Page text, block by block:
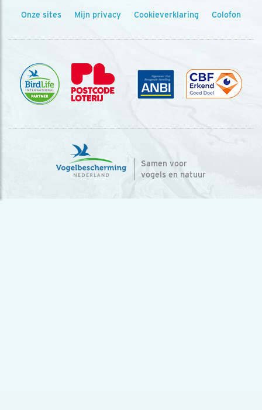
Onze sites Mijn privacy Cookieverklaring Colofon
Samen voor
vogels en natuur